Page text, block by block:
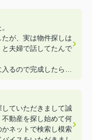
が、実は物件探しは
と夫婦で話してたんで
るので完成したら遊
ていただきまして誠
動産を探し始めて何
ネットで検索し模索